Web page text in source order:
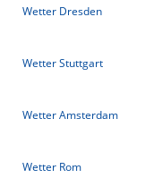
Wetter Dresden
Wetter Stuttgart
Wetter Amsterdam
Wetter Rom